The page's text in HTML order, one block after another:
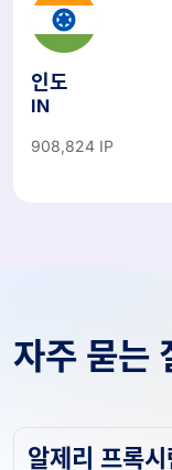
인도
IN
908,824 IP
자주 묻는